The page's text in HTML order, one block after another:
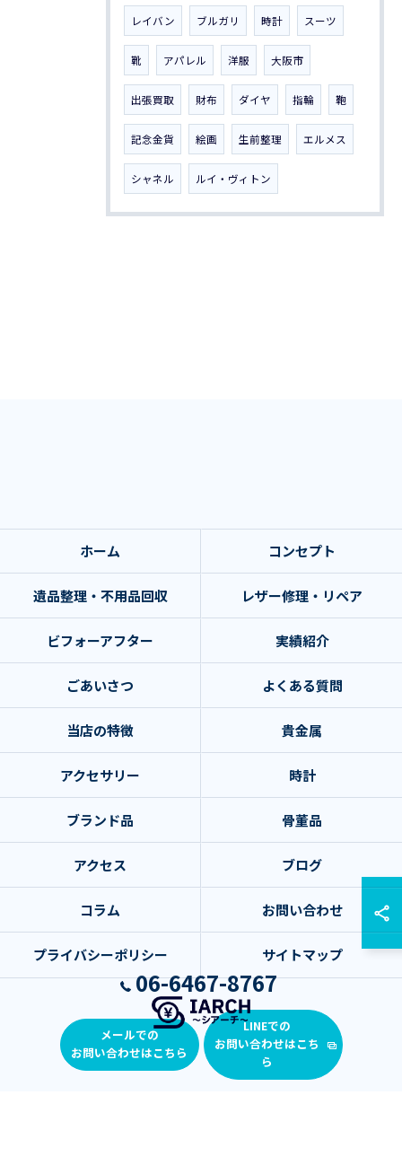
レイバン ブルガリ 時計 スーツ
靴 アパレル 洋服 大阪市
出張買取 財布 ダイヤ 指輪 鞄
記念金貨 絵画 生前整理 エルメス
シャネル ルイ・ヴィトン
06-6467-8767
メールでの
お問い合わせはこちら
LINEでの
お問い合わせはこち
ら
ホーム コンセプト
遺品整理・不用品回収 レザー修理・リペア
ビフォーアフター 実績紹介
ごあいさつ よくある質問
当店の特徴 貴金属
アクセサリー 時計
ブランド品 骨董品
アクセス ブログ
コラム お問い合わせ
プライバシーポリシー サイトマップ
© 2026 大阪府大阪市の出張買取ならSIARCH～シアーチ～ ALL RIGHTS
RESERVED.